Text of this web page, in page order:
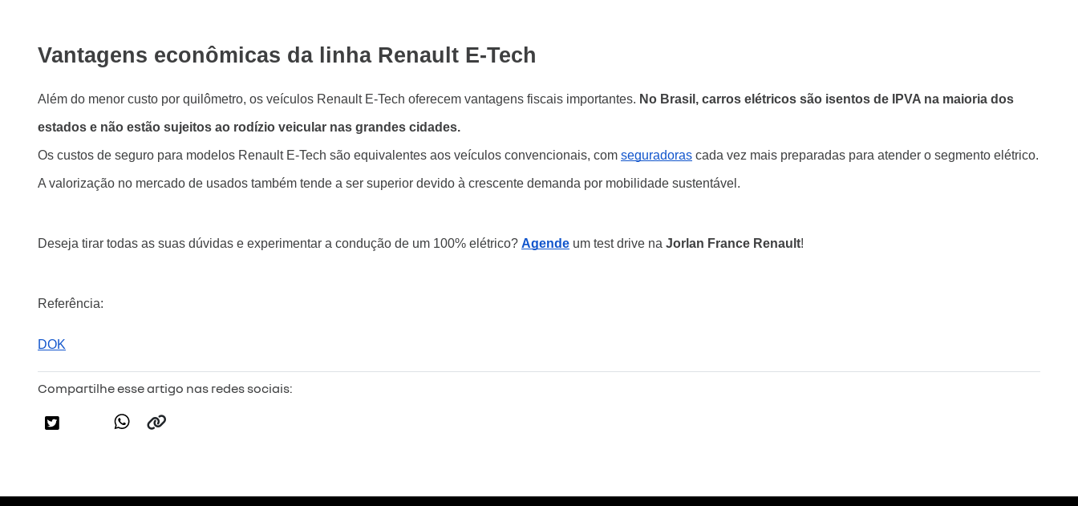
Vantagens econômicas da linha Renault E-Tech
Além do menor custo por quilômetro, os veículos Renault E-Tech oferecem vantagens fiscais importantes. No Brasil, carros elétricos são isentos de IPVA na maioria dos
estados e não estão sujeitos ao rodízio veicular nas grandes cidades.
Os custos de seguro para modelos Renault E-Tech são equivalentes aos veículos convencionais, com seguradoras cada vez mais preparadas para atender o segmento elétrico.
A valorização no mercado de usados também tende a ser superior devido à crescente demanda por mobilidade sustentável.
Deseja tirar todas as suas dúvidas e experimentar a condução de um 100% elétrico? Agende um test drive na Jorlan France Renault!
Referência:
DOK
Compartilhe esse artigo nas redes sociais: